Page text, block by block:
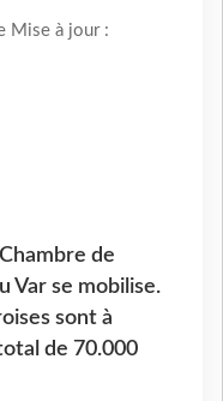
Mise à jour :
de
Var se mobilise.
sont à
de 70.000